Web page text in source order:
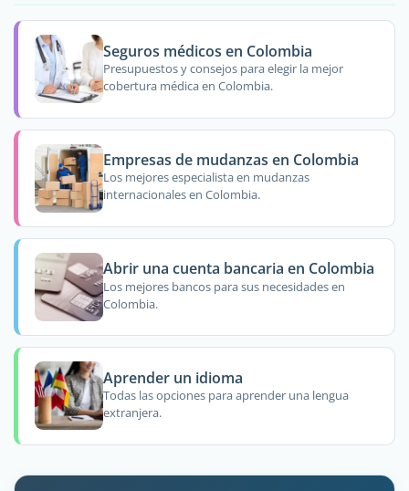
Seguros médicos en Colombia
Presupuestos y consejos para elegir la mejor
cobertura médica en Colombia.
Empresas de mudanzas en Colombia
Los mejores especialista en mudanzas
internacionales en Colombia.
Abrir una cuenta bancaria en Colombia
Los mejores bancos para sus necesidades en
Colombia.
Aprender un idioma
Todas las opciones para aprender una lengua
extranjera.